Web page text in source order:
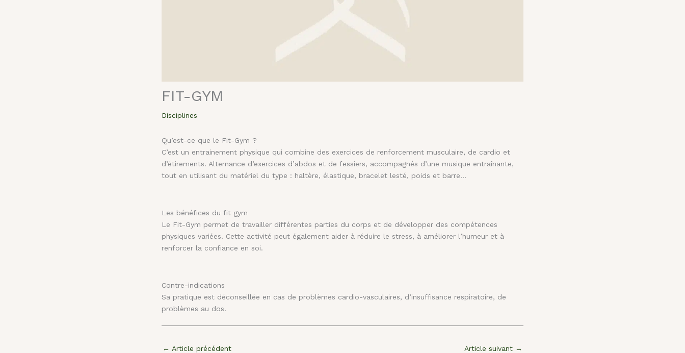
FIT-GYM
Disciplines
Qu’est-ce que le Fit-Gym ?
C’est un entrainement physique qui combine des exercices de renforcement musculaire, de cardio et
d’étirements. Alternance d’exercices d’abdos et de fessiers, accompagnés d’une musique entraînante,
tout en utilisant du matériel du type : haltère, élastique, bracelet lesté, poids et barre…
Les bénéfices du fit gym
Le Fit-Gym permet de travailler différentes parties du corps et de développer des compétences
physiques variées. Cette activité peut également aider à réduire le stress, à améliorer l’humeur et à
renforcer la confiance en soi.
Contre-indications
Sa pratique est déconseillée en cas de problèmes cardio-vasculaires, d’insuffisance respiratoire, de
problèmes au dos.
← Article précédent Article suivant →